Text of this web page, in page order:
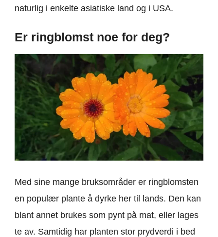
naturlig i enkelte asiatiske land og i USA.
Er ringblomst noe for deg?
Med sine mange bruksområder er ringblomsten
en populær plante å dyrke her til lands. Den kan
blant annet brukes som pynt på mat, eller lages
te av. Samtidig har planten stor prydverdi i bed